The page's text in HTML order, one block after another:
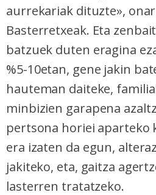
aurrekariak dituzte»,
Basterretxeak. Eta
batzuek duten eragina
%5-10etan, gene jakin
hauteman daiteke,
minbizien garapena
pertsona horiei aparteko
era izaten da egun,
jakiteko, eta, gaitza
lasterren tratatzeko.